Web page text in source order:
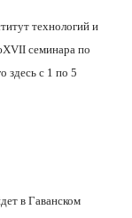
технологий и
XVII семинара по
здесь с 1 по 5
в Гаванском